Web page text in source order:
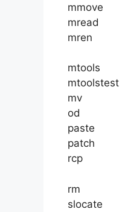
mmove
mread
mren
mtools
mtoolstest
mv
od
paste
patch
rcp
rm
slocate